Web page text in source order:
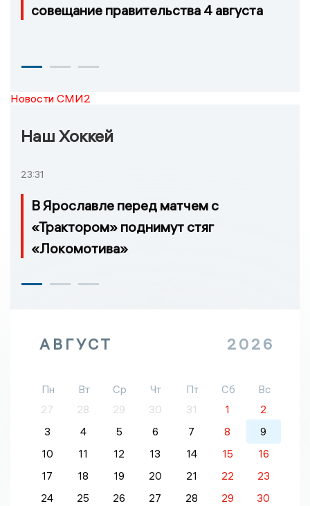
совещание правительства 4 августа
Новости СМИ2
Наш Хоккей
23:31
В Ярославле перед матчем с
«Трактором» поднимут стяг
«Локомотива»
АВГУСТ 2026
Пн Вт Ср Чт Пт Сб
Вс
27
28 29 30 31 1
2
3
4 5 6 7 8
9
10
11 12 13 14 15
16
17
18 19 20 21 22
23
24
25 26 27 28 29
30